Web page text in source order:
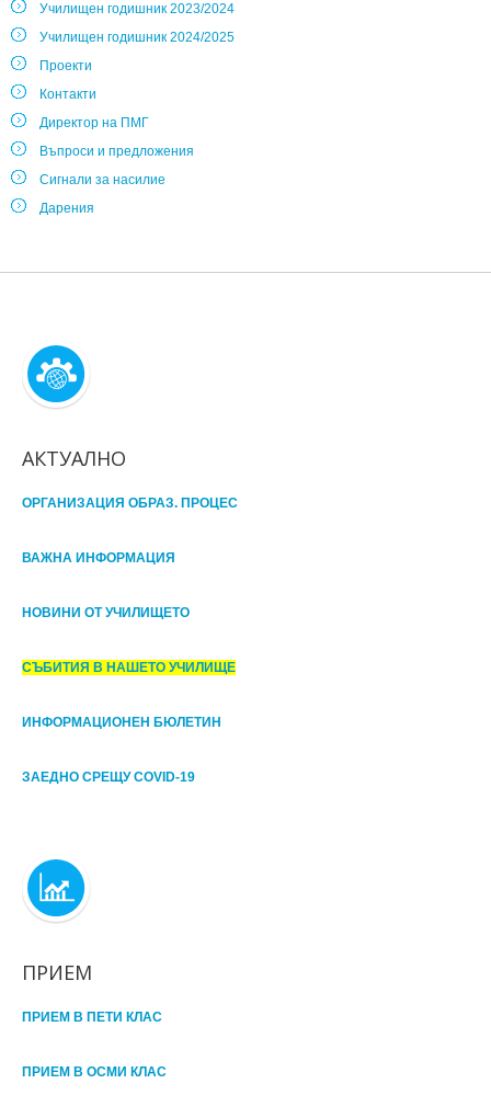
Училищен годишник 2023/2024
Училищен годишник 2024/2025
Проекти
Контакти
Директор на ПМГ
Въпроси и предложения
Сигнали за насилие
Дарения
АКТУАЛНО
ОРГАНИЗАЦИЯ ОБРАЗ. ПРОЦЕС
ВАЖНА ИНФОРМАЦИЯ
НОВИНИ ОТ УЧИЛИЩЕТО
СЪБИТИЯ В НАШЕТО УЧИЛИЩЕ
ИНФОРМАЦИОНЕН БЮЛЕТИН
ЗАЕДНО СРЕЩУ COVID-19
ПРИЕМ
ПРИЕМ В ПЕТИ КЛАС
ПРИЕМ В ОСМИ КЛАС